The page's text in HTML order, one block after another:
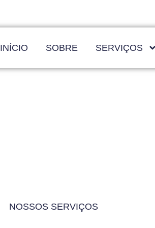
INÍCIO SOBRE SERVIÇOS
NOSSOS SERVIÇOS